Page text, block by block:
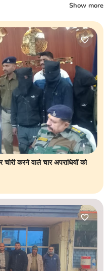
Show more
चोरी करने वाले चार अपराधियों को